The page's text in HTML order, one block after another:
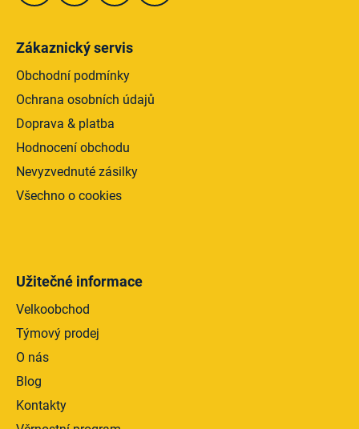
Zákaznický servis
Obchodní podmínky
Ochrana osobních údajů
Doprava & platba
Hodnocení obchodu
Nevyzvednuté zásilky
Všechno o cookies
Užitečné informace
Velkoobchod
Týmový prodej
O nás
Blog
Kontakty